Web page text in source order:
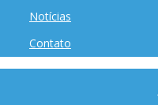
Notícias
Contato